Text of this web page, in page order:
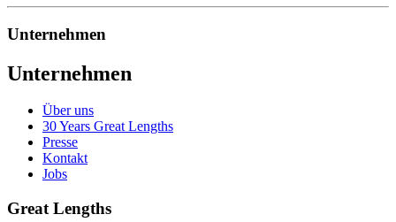
Unternehmen
Unternehmen
Über uns
30 Years Great Lengths
Presse
Kontakt
Jobs
Great Lengths